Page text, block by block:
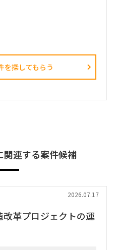
を探してもらう​
関連する案件候補
2026.07.17
革プロジェクトの運